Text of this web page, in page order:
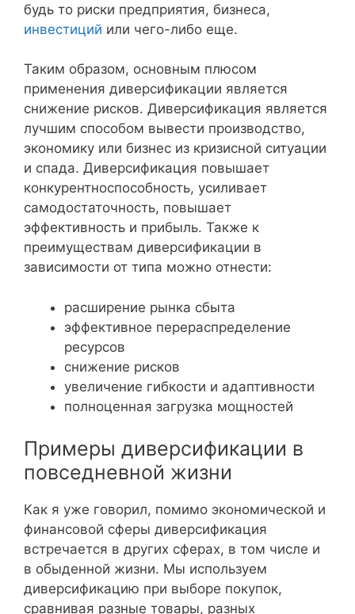
будь то риски предприятия, бизнеса,
инвестиций или чего-либо еще.
Таким образом, основным плюсом
применения диверсификации является
снижение рисков. Диверсификация является
лучшим способом вывести производство,
экономику или бизнес из кризисной ситуации
и спада. Диверсификация повышает
конкурентноспособность, усиливает
самодостаточность, повышает
эффективность и прибыль. Также к
преимуществам диверсификации в
зависимости от типа можно отнести:
расширение рынка сбыта
эффективное перераспределение
ресурсов
снижение рисков
увеличение гибкости и адаптивности
полноценная загрузка мощностей
Примеры диверсификации в
повседневной жизни
Как я уже говорил, помимо экономической и
финансовой сферы диверсификация
встречается в других сферах, в том числе и
в обыденной жизни. Мы используем
диверсификацию при выборе покупок,
сравнивая разные товары, разных